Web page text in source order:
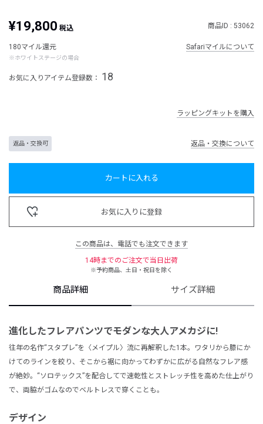
¥19,800 税込 商品ID : 53062
180マイル還元
※ホワイトステージの場合
Safariマイルについて
お気に入りアイテム登録数： 18
ラッピングキットを購入
返品・交換可 返品・交換について
カートに入れる
お気に入りに登録
この商品は、電話でも注文できます
14時までのご注文で当日出荷
※予約商品、土日・祝日を除く
商品詳細 サイズ詳細
進化したフレアパンツでモダンな大人アメカジに!
往年の名作“スタプレ”を〈メイプル〉流に再解釈した1本。ワタリから膝にか
けてのラインを絞り、そこから裾に向かってわずかに広がる自然なフレア感
が絶妙。“ソロテックス”を配合してで速乾性とストレッチ性を高めた仕上がり
で、両脇がゴムなのでベルトレスで穿くことも。
デザイン